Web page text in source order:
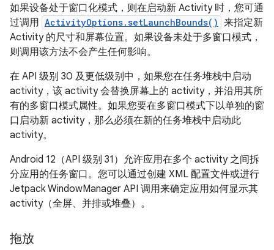
如果设备处于窗口化模式，则在启动新 Activity 时，您可通
过调用 ActivityOptions.setLaunchBounds() 来指定新
Activity 的尺寸和屏幕位置。如果设备未处于多窗口模式，
则调用该方法不会产生任何影响。
在 API 级别 30 及更低级别中，如果您在任务堆栈中启动
activity，该 activity 会替换屏幕上的 activity，并沿用其所
有的多窗口模式属性。如果您要在多窗口模式下以单独的窗
口启动新 activity，那么必须在新的任务堆栈中启动此
activity。
Android 12（API 级别 31）允许应用在多个 activity 之间拆
分应用的任务窗口。您可以通过创建 XML 配置文件或进行
Jetpack WindowManager API 调用来确定应用如何显示其
activity（全屏、并排或堆叠）。
拖放